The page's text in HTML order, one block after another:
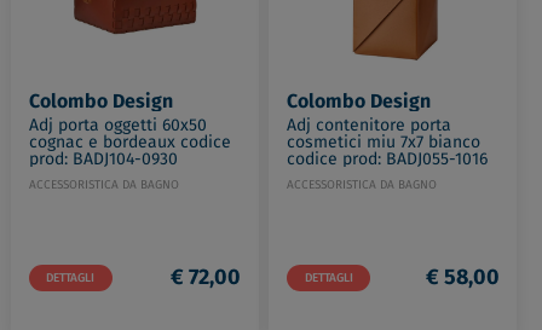
Colombo Design
Adj porta oggetti 60x50
cognac e bordeaux codice
prod: BADJ104-0930
ACCESSORISTICA DA BAGNO
DETTAGLI € 72,00
Colombo Design
Adj contenitore porta
cosmetici miu 7x7 bianco
codice prod: BADJ055-1016
ACCESSORISTICA DA BAGNO
DETTAGLI € 58,00